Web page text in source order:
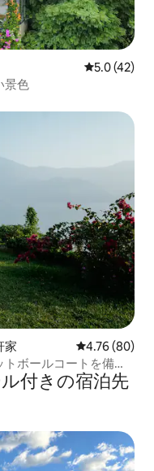
レビュー42
5.0 (42)
景色
家 レビュー80
4.76 (80)
ボールコートを備え
付きの宿泊先